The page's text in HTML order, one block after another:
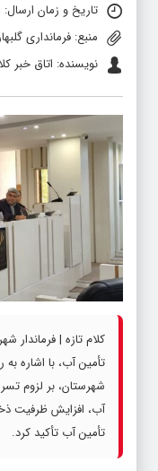
تاریخ و زمان ارسال: 11 تیر 1405 ساعت 13:26
منبع: فرمانداری
نویسنده: اتاق خبر
کلام تازه |
تأمین آب، با اشاره
شهرستان، بر لزوم
آب، افزایش ظرفیت
تأمین آب تأکید کرد.